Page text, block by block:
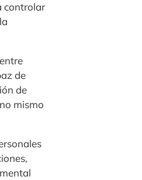
controlar
de
de
mismo